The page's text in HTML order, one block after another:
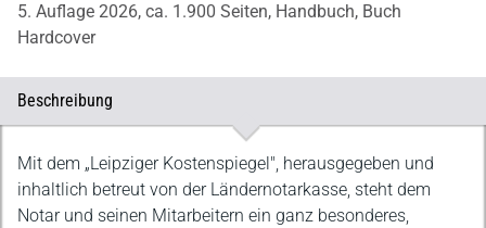
5. Auflage 2026, ca. 1.900 Seiten, Handbuch, Buch
Hardcover
Beschreibung
Beschreibung
Mit dem „Leipziger Kostenspiegel", herausgegeben und
inhaltlich betreut von der Ländernotarkasse, steht dem
Notar und seinen Mitarbeitern ein ganz besonderes,